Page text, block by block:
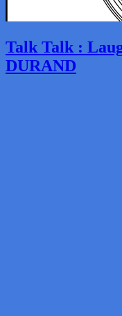
Talk Talk :
DURAND